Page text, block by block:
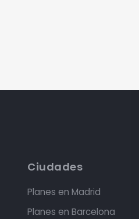
Ciudades
Planes en Madrid
Planes en Barcelona